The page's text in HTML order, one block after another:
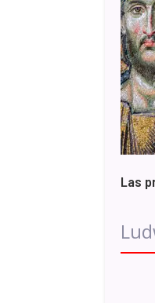
Las